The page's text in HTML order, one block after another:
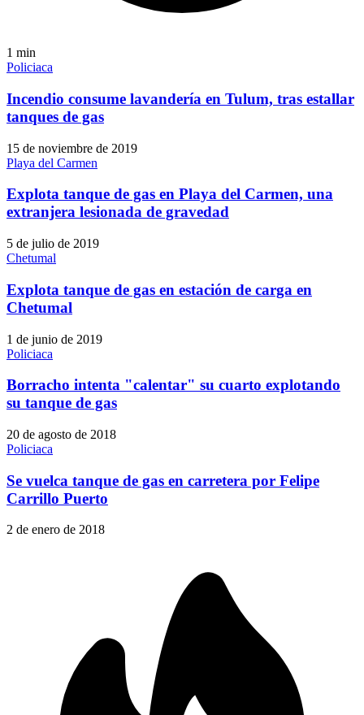
1 min
Policiaca
Incendio consume lavandería en Tulum, tras estallar
tanques de gas
15 de noviembre de 2019
Playa del Carmen
Explota tanque de gas en Playa del Carmen, una
extranjera lesionada de gravedad
5 de julio de 2019
Chetumal
Explota tanque de gas en estación de carga en
Chetumal
1 de junio de 2019
Policiaca
Borracho intenta "calentar" su cuarto explotando
su tanque de gas
20 de agosto de 2018
Policiaca
Se vuelca tanque de gas en carretera por Felipe
Carrillo Puerto
2 de enero de 2018